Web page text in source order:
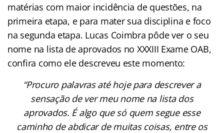
matérias com maior incidência de questões, na
primeira etapa, e para mater sua disciplina e foco
na segunda etapa. Lucas Coimbra pôde ver o seu
nome na lista de aprovados no XXXIII Exame OAB,
confira como ele descreveu este momento:
“Procuro palavras até hoje para descrever a
sensação de ver meu nome na lista dos
aprovados. É algo que só quem segue esse
caminho de abdicar de muitas coisas, entre os